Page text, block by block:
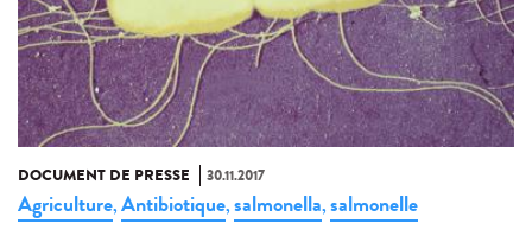
DOCUMENT DE PRESSE 30.11.2017
Agriculture,Antibiotique,salmonella,salmonelle